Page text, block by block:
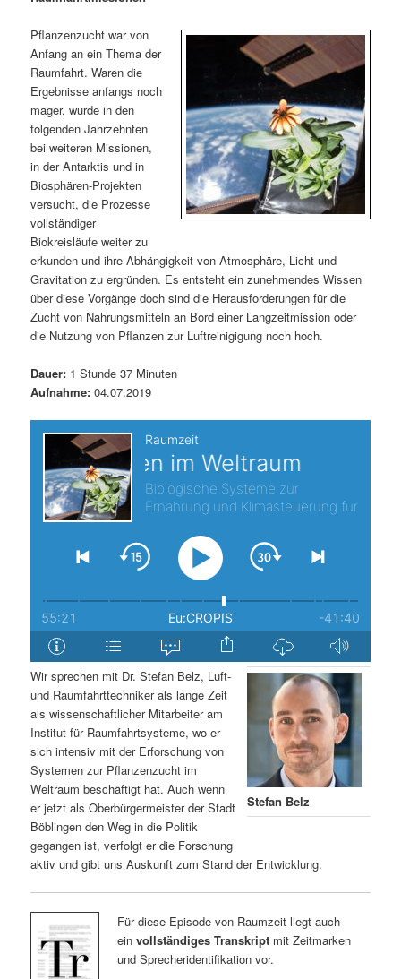
ä
r
e
n
I
n
h
a
t
s
r
g
e
n
n
d
ä
r
e
n
I
n
a
l
s
i
n
g
e
n
n
v
i
g
a
t
i
o
n
Pflanzenzucht war von
Anfang an ein Thema der
Raumfahrt. Waren die
Ergebnisse anfangs noch
mager, wurde in den
folgenden Jahrzehnten
bei weiteren Missionen,
in der Antarktis und in
Biosphären-Projekten
versucht, die Prozesse
vollständiger
Biokreisläufe weiter zu
erkunden und ihre Abhängigkeit von Atmosphäre, Licht und
Gravitation zu ergründen. Es entsteht ein zunehmendes Wissen
über diese Vorgänge doch sind die Herausforderungen für die
Zucht von Nahrungsmitteln an Bord einer Langzeitmission oder
die Nutzung von Pflanzen zur Luftreinigigung noch hoch.
Dauer: 1 Stunde 37 Minuten
Aufnahme: 04.07.2019
Stefan Belz
Wir sprechen mit Dr. Stefan Belz, Luft-
und Raumfahrttechniker als lange Zeit
als wissenschaftlicher Mitarbeiter am
Institut für Raumfahrtsysteme, wo er
sich intensiv mit der Erforschung von
Systemen zur Pflanzenzucht im
Weltraum beschäftigt hat. Auch wenn
er jetzt als Oberbürgermeister der Stadt
Böblingen den Weg in die Politik
gegangen ist, verfolgt er die Forschung
aktiv und gibt uns Auskunft zum Stand der Entwicklung.
Für diese Episode von Raumzeit liegt auch
ein vollständiges Transkriptmit Zeitmarken
und Sprecheridentifikation vor.